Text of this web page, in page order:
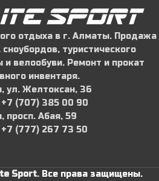
отдыха в г. Алматы. Продажа
туристического
велообуви. Ремонт и прокат
инвентаря.
ул. Желтоксан, 36
(707) 385 00 90‬
просп. Абая, 59
(777) 267 73 50
Sport. Все права защищены.